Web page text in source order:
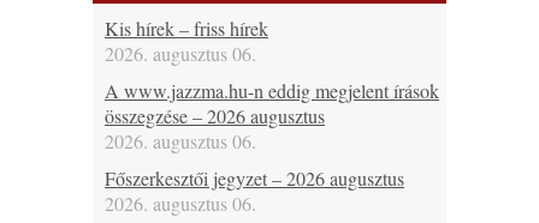
Kis hírek – friss hírek
2026. augusztus 06.
A www.jazzma.hu-n eddig megjelent írások
összegzése – 2026 augusztus
2026. augusztus 06.
Főszerkesztői jegyzet – 2026 augusztus
2026. augusztus 06.